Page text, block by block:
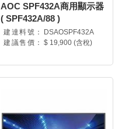
AOC SPF432A商用顯示器
( SPF432A/88 )
建達料號：
DSAOSPF432A
建議售價： $ 19,900 (含稅)